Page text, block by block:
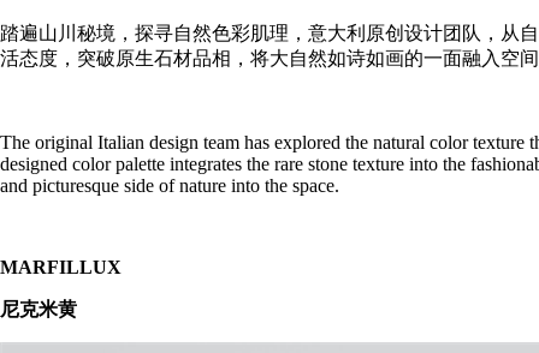
踏遍山川秘境，探寻自然色彩肌理，意大利原创设计团队，从
活态度，突破原生石材品相，将大自然如诗如画的一面融入空
The original Italian design team has explored the natural color
designed color palette integrates the rare stone texture into the
and picturesque side of nature into the space.
MARFILLUX
尼克米黄